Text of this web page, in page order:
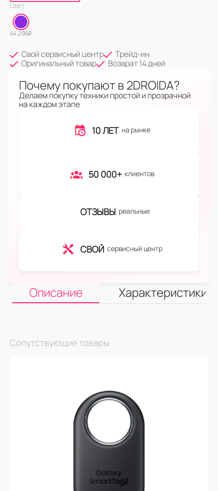
Цвет
44.299₽
Свой сервисный центр
Трейд-ин
Оригинальный товар
Возврат 14 дней
Почему покупают в 2DROIDA?
Делаем покупку техники простой и прозрачной
на каждом этапе
10 ЛЕТ на рынке
50 000+ клиентов
ОТЗЫВЫ реальные
СВОЙ сервисный центр
Описание Характеристики
Сопутствующие товары